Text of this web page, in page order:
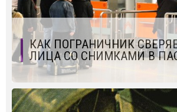
КАК ПОГРАНИЧНИК
ЛИЦА СО СНИМКАМИ В